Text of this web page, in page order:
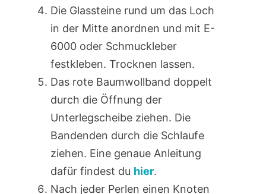
Die Glassteine rund um das Loch
in der Mitte anordnen und mit E-
6000 oder Schmuckleber
festkleben. Trocknen lassen.
Das rote Baumwollband doppelt
durch die Öffnung der
Unterlegscheibe ziehen. Die
Bandenden durch die Schlaufe
ziehen. Eine genaue Anleitung
dafür findest du hier.
Nach jeder Perlen einen Knoten